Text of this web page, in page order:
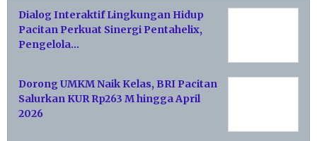
Dialog Interaktif Lingkungan Hidup
Pacitan Perkuat Sinergi Pentahelix,
Pengelola…
Dorong UMKM Naik Kelas, BRI Pacitan
Salurkan KUR Rp263 M hingga April
2026